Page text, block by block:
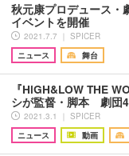
秋元康プロデュース・
イベントを開催
2021.7.7 ｜ SPICER
ニュース
舞台
『HiGH&LOW THE
シが監督・脚本 劇団
2021.3.1 ｜ SPICER
ニュース
動画